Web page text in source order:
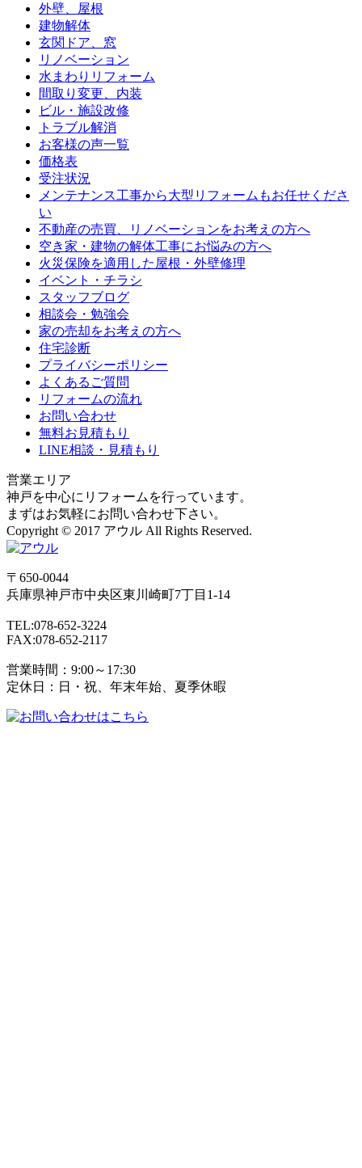
外壁、屋根
建物解体
玄関ドア、窓
リノベーション
水まわりリフォーム
間取り変更、内装
ビル・施設改修
トラブル解消
お客様の声一覧
価格表
受注状況
メンテナンス工事から大型リフォームもお任せくださ
い
不動産の売買、リノベーションをお考えの方へ
空き家・建物の解体工事にお悩みの方へ
火災保険を適用した屋根・外壁修理
イベント・チラシ
スタッフブログ
相談会・勉強会
家の売却をお考えの方へ
住宅診断
プライバシーポリシー
よくあるご質問
リフォームの流れ
お問い合わせ
無料お見積もり
LINE相談・見積もり
営業エリア
神戸を中心にリフォームを行っています。
まずはお気軽にお問い合わせ下さい。
Copyright © 2017 アウル All Rights Reserved.
〒650-0044
兵庫県神戸市中央区東川崎町7丁目1-14
TEL:078-652-3224
FAX:078-652-2117
営業時間：9:00～17:30
定休日：日・祝、年末年始、夏季休暇